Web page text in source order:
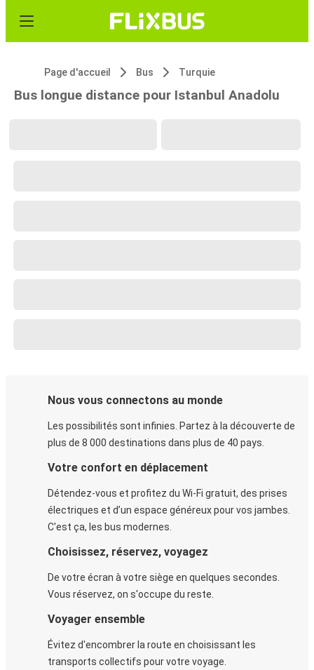
Page d'accueil Bus Turquie
Bus longue distance pour Istanbul Anadolu
Nous vous connectons au monde
Les possibilités sont infinies. Partez à la découverte de
plus de 8 000 destinations dans plus de 40 pays.
Votre confort en déplacement
Détendez-vous et profitez du Wi-Fi gratuit, des prises
électriques et d’un espace généreux pour vos jambes.
C'est ça, les bus modernes.
Choisissez, réservez, voyagez
De votre écran à votre siège en quelques secondes.
Vous réservez, on s'occupe du reste.
Voyager ensemble
Évitez d'encombrer la route en choisissant les
transports collectifs pour votre voyage.